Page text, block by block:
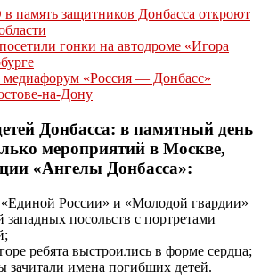
память защитников Донбасса откроют
гонки на автодроме «Игора
медиафорум «Россия — Донбасс»
на-Дону
Донбасса: в памятный день
мероприятий в Москве,
«Ангелы Донбасса»:
России» и «Молодой гвардии»
посольств с портретами
ребята выстроились в форме сердца;
имена погибших детей.